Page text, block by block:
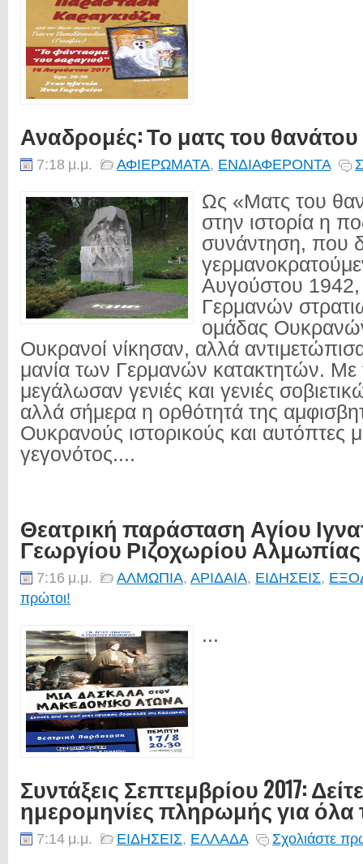
Αναδρομές: Το ματς του θανάτου
7:18 μ.μ. ΑΦΙΕΡΩΜΑΤΑ, ΕΝΔΙΑΦΕΡΟΝΤΑ
Ως «Ματς του
στην ιστορία η
συνάντηση, που
Αυγούστου 1942,
Γερμανών
ομάδας
Ουκρανοί νίκησαν, αλλά
μανία των Γερμανών κατακτητών. Με
μεγάλωσαν γενιές και γενιές
αλλά σήμερα η ορθότητά της
Ουκρανούς ιστορικούς και αυτόπτες
γεγονότος....
Θεατρική παράσταση Αγίου
Γεωργίου Ριζοχωρίου Αλμωπίας
7:16 μ.μ. ΑΛΜΩΠΙΑ, ΑΡΙΔΑΙΑ, ΕΙΔΗΣΕΙΣ,
πρώτοι!
...
Συντάξεις Σεπτεμβρίου 2017:
ημερομηνίες πληρωμής για όλα
7:14 μ.μ. ΕΙΔΗΣΕΙΣ, ΕΛΛΑΔΑ Σχολιάστε